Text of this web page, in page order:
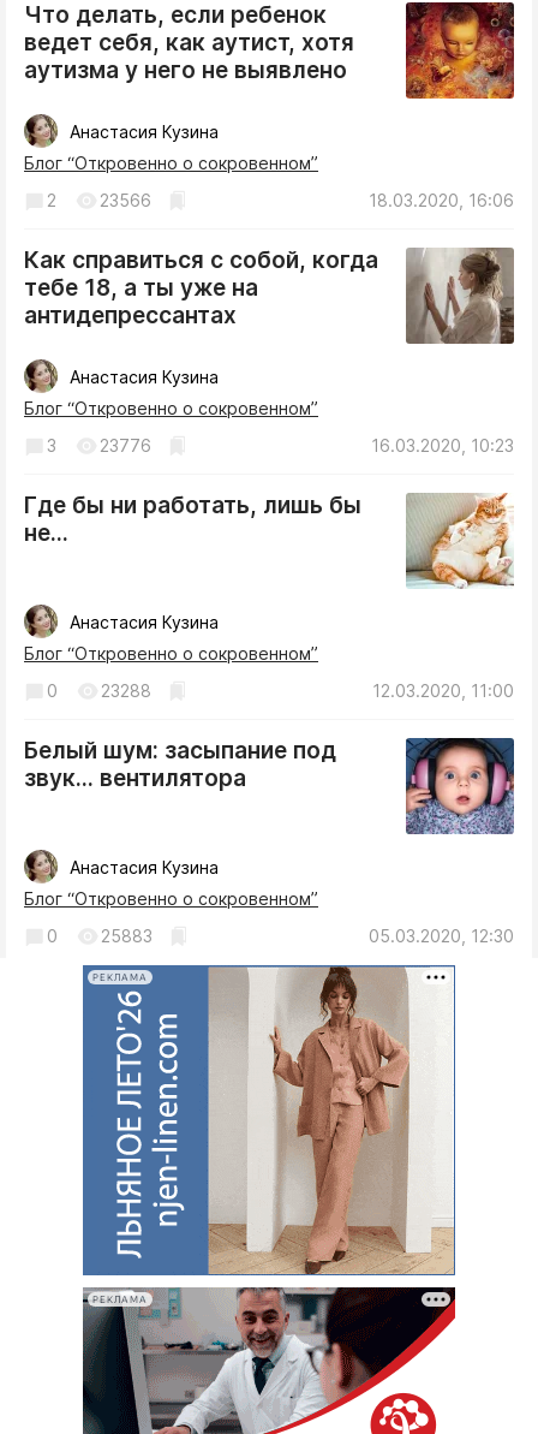
Экономика и бизнес
ПРОЕКТЫ
Блоги
Издания
Медиаперсона
Клиника года
Бренд года
Что делать, если ребенок
ведет себя, как аутист, хотя
аутизма у него не выявлено
Анастасия Кузина
Блог “Откровенно о сокровенном”
18.03.2020, 16:06
2 23566
Как справиться с собой, когда
тебе 18, а ты уже на
антидепрессантах
Анастасия Кузина
Блог “Откровенно о сокровенном”
16.03.2020, 10:23
3 23776
Где бы ни работать, лишь бы
не...
Анастасия Кузина
Блог “Откровенно о сокровенном”
12.03.2020, 11:00
0 23288
Белый шум: засыпание под
звук... вентилятора
Анастасия Кузина
Блог “Откровенно о сокровенном”
05.03.2020, 12:30
0 25883
РЕКЛАМА
РЕКЛАМА